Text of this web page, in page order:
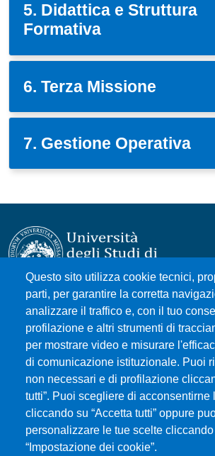
5. Didattica e Struttura
Formativa
6. Terza Missione
7. Gestione Operativa
Questo sito utilizza cookie tecnici,
parti, per garantire la corretta
analizzare il traffico e, con il tuo
profilazione e altri strumenti di
per mostrare video e misurare
di comunicazione istituzionale. Puoi
non necessari e di profilazione
tutti”. Puoi scegliere di acconsentirne
cliccando su “Accetta tutti” oppure
personalizzare le tue scelte cliccando
“Impostazione dei cookie”.
Università degli Studi di Messina
Piazza Pugliatti, 1 - 98122 Messina
Cod. Fiscale 80004070837
P.IVA 00724160833
Centralino: 090 676 1
MENÙ SOCIAL
MENÙ FOOTER 1